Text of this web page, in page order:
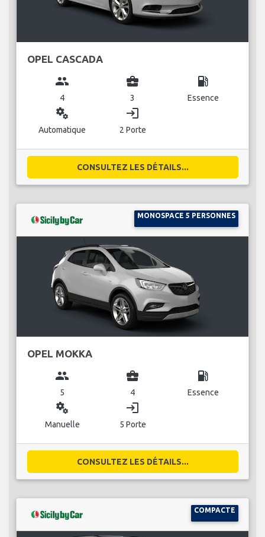
OPEL CASCADA
group
4
business_center
3
local_gas_station
Essence
miscellaneous_services
Automatique
login
2 Porte
CONSULTEZ LES DÉTAILS...
MONOSPACE 5 PERSONNES
OPEL MOKKA
group
5
business_center
4
local_gas_station
Essence
miscellaneous_services
Manuelle
login
5 Porte
CONSULTEZ LES DÉTAILS...
COMPACTE